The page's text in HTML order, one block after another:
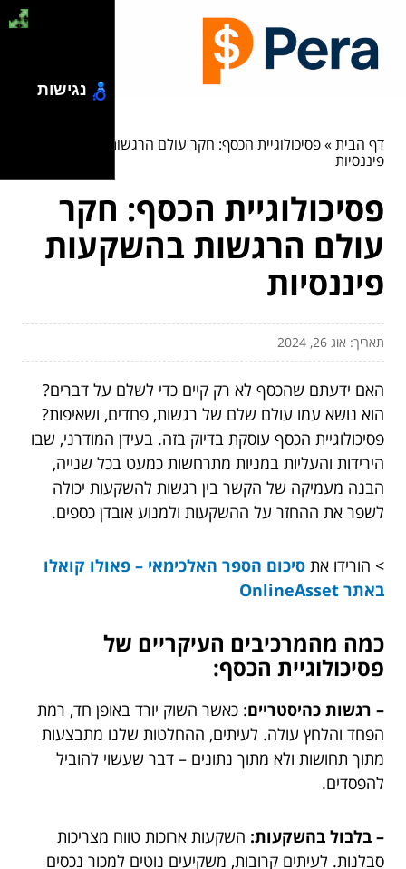
דף הבית»פסיכולוגיית הכסף: חקר עולם הרגשות בהשקעות
פיננסיות
פסיכולוגיית הכסף: חקר
עולם הרגשות בהשקעות
פיננסיות
תאריך: אוג 26, 2024
האם ידעתם שהכסף לא רק קיים כדי לשלם על דברים?
הוא נושא עמו עולם שלם של רגשות, פחדים, ושאיפות?
פסיכולוגיית הכסף עוסקת בדיוק בזה. בעידן המודרני, שבו
הירידות והעליות במניות מתרחשות כמעט בכל שנייה,
הבנה מעמיקה של הקשר בין רגשות להשקעות יכולה
לשפר את ההחזר על ההשקעות ולמנוע אובדן כספים.
> הורידו את סיכום הספר האלכימאי – פאולו קואלו
באתר OnlineAsset
כמה מהמרכיבים העיקריים של
פסיכולוגיית הכסף:
– רגשות כהיסטריים: כאשר השוק יורד באופן חד, רמת
הפחד והלחץ עולה. לעיתים, ההחלטות שלנו מתבצעות
מתוך תחושות ולא מתוך נתונים – דבר שעשוי להוביל
להפסדים.
– בלבול בהשקעות: השקעות ארוכות טווח מצריכות
סבלנות. לעיתים קרובות, משקיעים נוטים למכור נכסים
נגישות